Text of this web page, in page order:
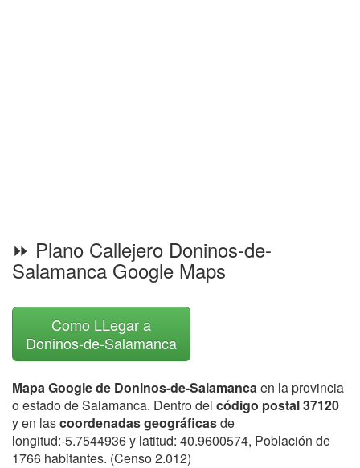
⏩ Plano Callejero Doninos-de-
Salamanca Google Maps
Como LLegar a
Doninos-de-Salamanca
Mapa Google de Doninos-de-Salamancaen la provincia
o estado de Salamanca. Dentro del código postal 37120
y en lascoordenadas geográficasde
longitud:-5.7544936 y latitud: 40.9600574, Población de
1766 habitantes. (Censo 2.012)